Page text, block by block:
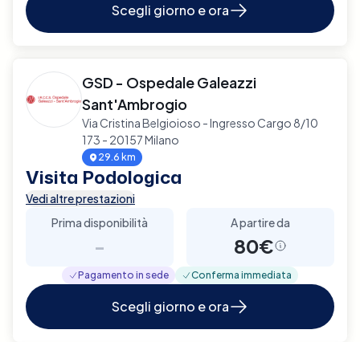
Scegli giorno e ora
GSD - Ospedale Galeazzi
Sant'Ambrogio
Via Cristina Belgioioso - Ingresso Cargo 8/10
173 - 20157 Milano
29.6 km
Visita Podologica
Vedi altre prestazioni
Prima disponibilità
-
A partire da
80€
Pagamento in sede Conferma immediata
Scegli giorno e ora